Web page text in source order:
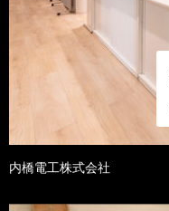
内橋電工株式会社